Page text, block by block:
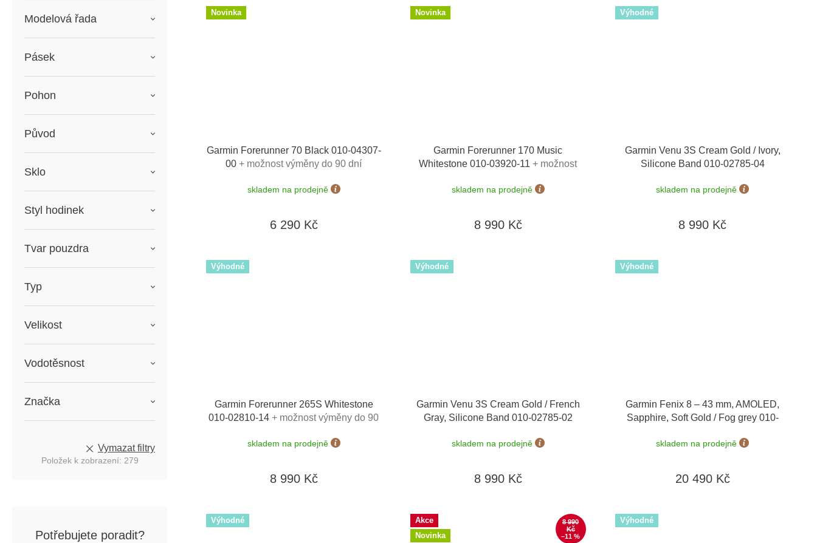
Modelová řada
Pásek
Pohon
Původ
Sklo
Styl hodinek
Tvar pouzdra
Typ
Velikost
Vodotěsnost
Značka
Vymazat filtry
Položek k zobrazení: 279
Potřebujete poradit?
Novinka
Garmin Forerunner 70 Black 010-04307-
00+ možnost výměny do 90 dní
skladem na prodejně
6 290 Kč
Novinka
Garmin Forerunner 170 Music
Whitestone 010-03920-11+ možnost
skladem na prodejně
8 990 Kč
Výhodné
Garmin Venu 3S Cream Gold / Ivory,
Silicone Band 010-02785-04
skladem na prodejně
8 990 Kč
Výhodné
Garmin Forerunner 265S Whitestone
010-02810-14+ možnost výměny do 90
skladem na prodejně
8 990 Kč
Výhodné
Garmin Venu 3S Cream Gold / French
Gray, Silicone Band 010-02785-02
skladem na prodejně
8 990 Kč
Výhodné
Garmin Fenix 8 – 43 mm, AMOLED,
Sapphire, Soft Gold / Fog grey 010-
skladem na prodejně
20 490 Kč
Výhodné
Akce
Novinka
8 990
Kč
–11 %
Výhodné